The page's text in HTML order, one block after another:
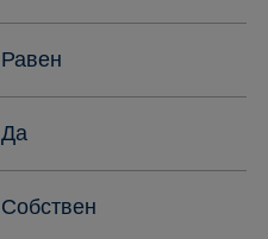
Равен
Да
Собствен